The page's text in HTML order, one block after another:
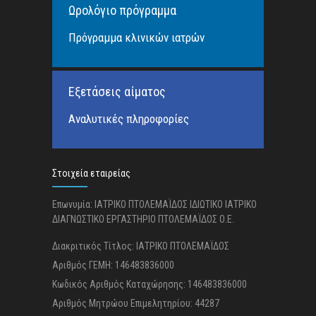
Ωρολόγιο πρόγραμμα
Πρόγραμμα κλινικών ιατρών
Εξετάσεις αίματος
Αναλυτικές πληροφορίες
Στοιχεία εταιρείας
Επωνυμία: ΙΑΤΡΙΚΟ ΠΤΟΛΕΜΑΪΔΟΣ ΙΔΙΩΤΙΚΟ ΙΑΤΡΙΚΟ
ΔΙΑΓΝΩΣΤΙΚΟ ΕΡΓΑΣΤΗΡΙΟ ΠΤΟΛΕΜΑΪΔΟΣ Ο.Ε.
Διακριτικός Τίτλος: ΙΑΤΡΙΚΟ ΠΤΟΛΕΜΑΪΔΟΣ
Αριθμός ΓΕΜΗ: 146483836000
Κωδικός Αριθμός Καταχώρησης: 146483836000
Αριθμός Μητρώου Επιμελητηρίου: 44287